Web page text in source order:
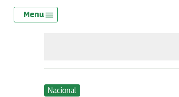
Skip
Menu
Nacional
Menu